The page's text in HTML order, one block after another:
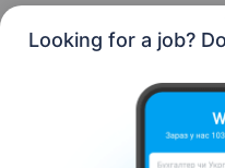
Looking for a job?